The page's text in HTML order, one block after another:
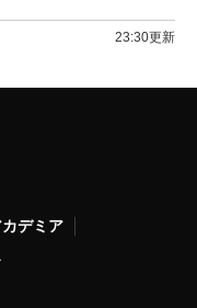
23:30更新
デミア